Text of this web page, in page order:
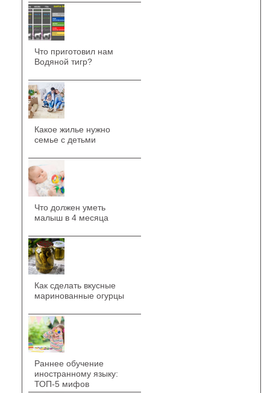
Что приготовил нам
Водяной тигр?
Какое жилье нужно
семье с детьми
Что должен уметь
малыш в 4 месяца
Как сделать вкусные
маринованные огурцы
Раннее обучение
иностранному языку:
ТОП-5 мифов